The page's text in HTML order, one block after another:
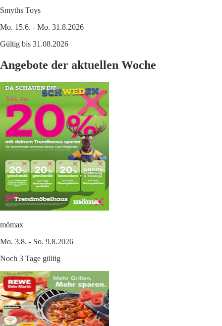
Smyths Toys
Mo. 15.6. - Mo. 31.8.2026
Gültig bis 31.08.2026
Angebote der aktuellen Woche
mömax
Mo. 3.8. - So. 9.8.2026
Noch 3 Tage gültig